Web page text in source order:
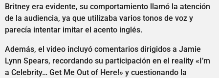
Britney era evidente, su comportamiento llamó la atención
de la audiencia, ya que utilizaba varios tonos de voz y
parecía intentar imitar el acento inglés.
Además, el video incluyó comentarios dirigidos a Jamie
Lynn Spears, recordando su participación en el reality «I’m
a Celebrity… Get Me Out of Here!» y cuestionando la